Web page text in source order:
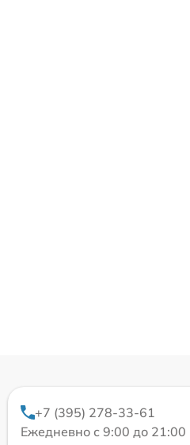
+7 (395) 278-33-61
Ежедневно с 9:00 до 21:00